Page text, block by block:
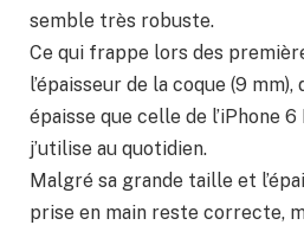
semble très robuste.
Ce qui frappe lors des
l’épaisseur de la coque (9
épaisse que celle de l’iPhone 6
j’utilise au quotidien.
Malgré sa grande taille et
prise en main reste correcte,